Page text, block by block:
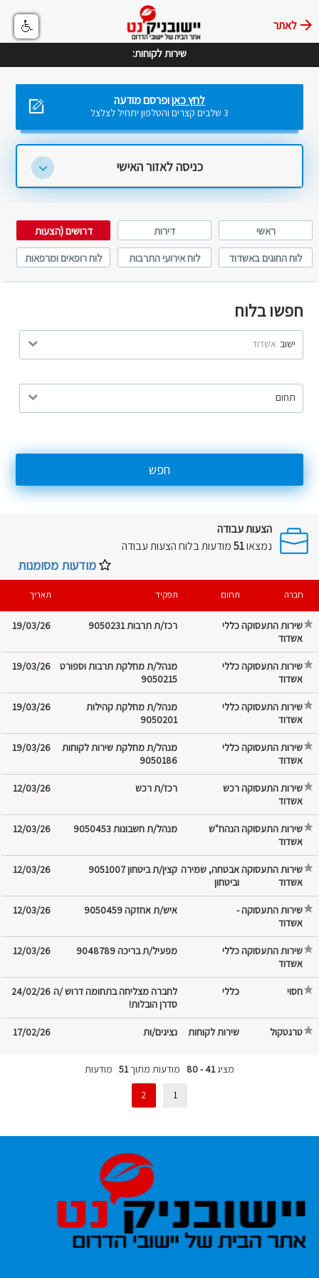
לאתר
שירות לקוחות:
לחץ כאןופרסם מודעה
3 שלבים קצרים והטלפון יתחיל לצלצל
כניסה לאזור האישי
ראשי דירות
דרושים (הצעות
עבודה)
לוח החוגים באשדוד
לוח אירועי התרבות
לוח רופאים ומרפאות
חפשו בלוח
ישוב אשדוד
תחום
חפש
הצעות עבודה
נמצאו51מודעות בלוחהצעות עבודה
מודעות מסומנות
חברה תחום תפקיד תאריך
שירות התעסוקה
אשדוד
רכז/ת תרבות 9050231 19/03/26
שירות התעסוקה
אשדוד
מנהל/ת מחלקת תרבות וספורט
9050215
19/03/26
שירות התעסוקה
אשדוד
מנהל/ת מחלקת קהילות
9050201
19/03/26
שירות התעסוקה
אשדוד
מנהל/ת מחלקת שירות לקוחות
9050186
19/03/26
שירות התעסוקה
אשדוד
רכז/ת רכש 12/03/26
שירות התעסוקה
אשדוד
הנהח"ש מנהל/ת חשבונות 9050453 12/03/26
שירות התעסוקה
אשדוד
אבטחה, שמירה
וביטחון
קצין/ת ביטחון 9051007 12/03/26
שירות התעסוקה
אשדוד
- איש/ת אחזקה 9050459 12/03/26
שירות התעסוקה
אשדוד
מפעיל/ת בריכה 9048789 12/03/26
חסוי
לחברה מצליחה בתחומה דרוש /ה
סדרן הובלות!
24/02/26
טרגטקול נציגים/ות 17/02/26
מציג41 - 80 מודעות מתוך51 מודעות
1
2